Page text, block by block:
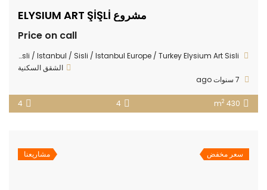
مشروع ELYSIUM ART ŞİŞLİ
Price on call
Sisli Merkez neighborhood bakery across the street No: 35 Sisli / Istanbul / Sisli / Istanbul Europe / Turkey Elysium Art Sisli
الشقق السكنية
430 m
2
4
4
سعر مخفض مشاريعنا